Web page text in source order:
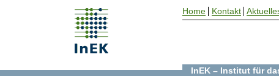
InEK – Institut für
Home Kontakt